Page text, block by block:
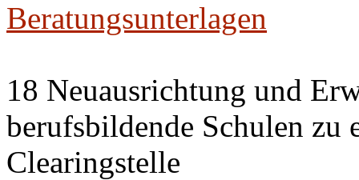
Beratungsunterlagen
18 Neuausrichtung und
berufsbildende Schulen zu
Clearingstelle